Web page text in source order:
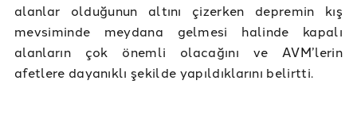
alanlar olduğunun altını çizerken depremin kış
mevsiminde meydana gelmesi halinde kapalı
alanların çok önemli olacağını ve AVM’lerin
afetlere dayanıklı şekilde yapıldıklarını belirtti.